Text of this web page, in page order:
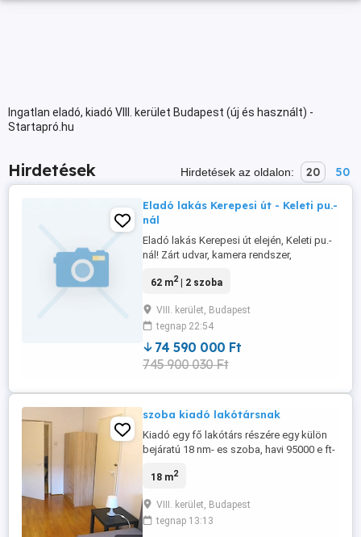
Ingatlan eladó, kiadó VIII. kerület Budapest (új és használt) -
Startapró.hu
Hirdetések Hirdetések az oldalon: 20 50
Eladó lakás Kerepesi út - Keleti pu.-
nál
Eladó lakás Kerepesi út elején, Keleti pu.-
nál! Zárt udvar, kamera rendszer,
62 nm, 2 szobás, egyik szobában
előszoba, ablakos spejz, v. tároló. Belső
udvari ez általal a Kerepesui út zajátol
mentes! Az udvar fás, virágos ...
62 m2| 2 szoba
VIII. kerület, Budapest
tegnap 22:54
74 590 000 Ft
745 900 030 Ft
szoba kiadó lakótársnak
Kiadó egy fő lakótárs részére egy külön
bejáratú 18 nm- es szoba, havi 95000 e ft-
összkomfortos magasföldszinti 50nm-es
külön wc, fürdőszobával , szép tiszta
állapotban. A másik külön bejáratú
18 m2
VIII. kerület, Budapest
tegnap 13:13